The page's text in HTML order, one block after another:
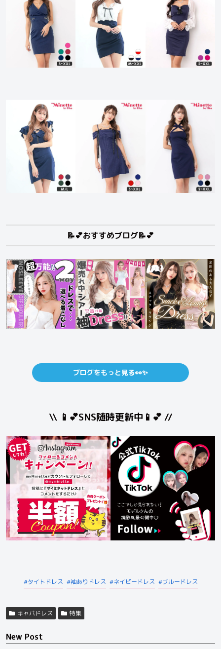
📝💕おすすめブログ📝💕
ブログをもっと見る👀✨
\\ 📱💕SNS随時更新中📱💕 //
タイトドレス 袖ありドレス ネイビードレス ブルードレス
キャバドレス 特集
New Post